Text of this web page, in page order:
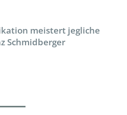
meistert jegliche
Schmidberger